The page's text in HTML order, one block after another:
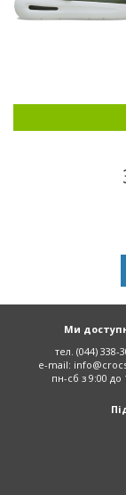
Ми
тел. (044) 338-
e-mail:
пн-сб з 9:00 до